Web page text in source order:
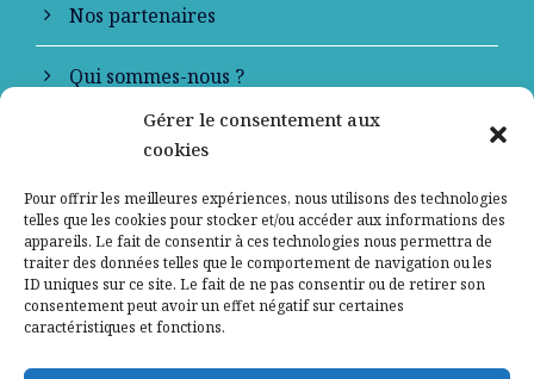
Gérer le consentement aux
cookies
Pour offrir les meilleures expériences, nous utilisons des technologies
telles que les cookies pour stocker et/ou accéder aux informations des
appareils. Le fait de consentir à ces technologies nous permettra de
traiter des données telles que le comportement de navigation ou les
ID uniques sur ce site. Le fait de ne pas consentir ou de retirer son
consentement peut avoir un effet négatif sur certaines
caractéristiques et fonctions.
Nos partenaires
Qui sommes-nous ?
Contactez-nous
Mentions légales
Politique de confidentialité